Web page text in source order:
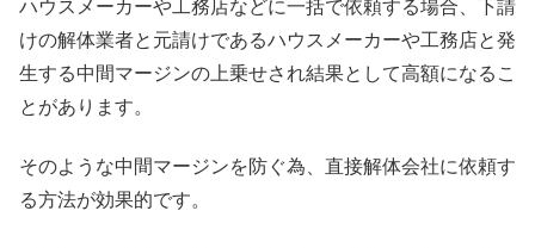
ハウスメーカーや工務店などに一括で依頼する場合、下請
けの解体業者と元請けであるハウスメーカーや工務店と発
生する中間マージンの上乗せされ結果として高額になるこ
とがあります。
そのような中間マージンを防ぐ為、直接解体会社に依頼す
る方法が効果的です。